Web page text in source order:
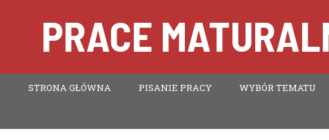
PRACE
STRONA GŁÓWNA PISANIE PRACY WYBÓR TEMATU